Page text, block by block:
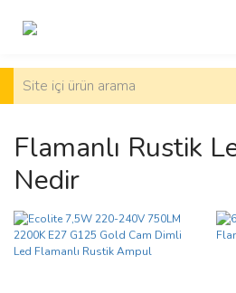
Flamanlı Rustik
Nedir